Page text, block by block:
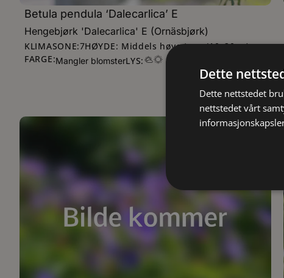
Betula pendula ‘Dalecarlica’ E
Hengebjørk 'Dalecarlica' E (Ornäsbjørk)
KLIMASONE:7HØYDE: Middels høye trær (10–20 m)
FARGE:Mangler blomsterLYS:
Dette
Dette nettstedet
nettstedet vårt